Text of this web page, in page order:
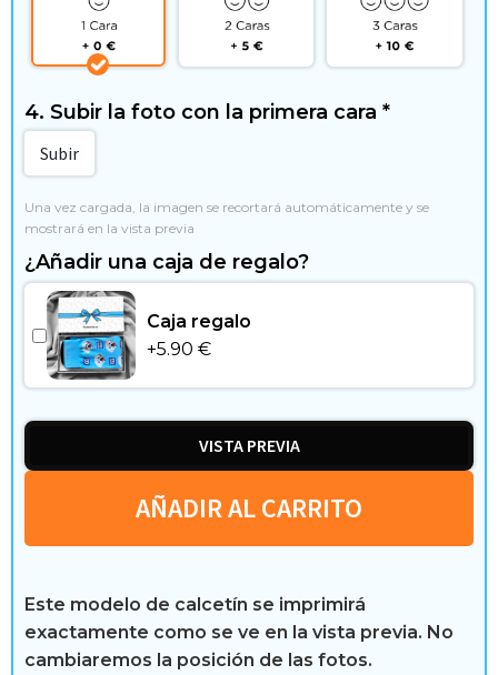
i
e
m
l
i
b
r
e
s
e
4. Subir la foto con la primera cara *
Subir
Una vez cargada, la imagen se recortará automáticamente y se
mostrará en la vista previa
¿Añadir una caja de regalo?
Caja regalo
+5.90 €
VISTA PREVIA
AÑADIR AL CARRITO
Este modelo de calcetín se imprimirá
exactamente como se ve en la vista previa. No
cambiaremos la posición de las fotos.